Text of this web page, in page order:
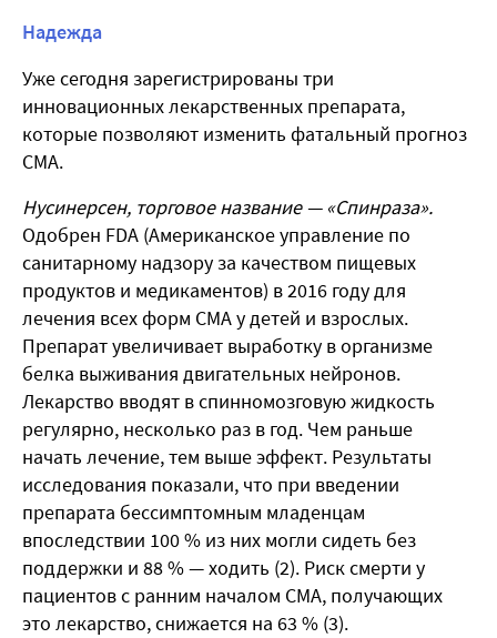
Надежда
Уже сегодня зарегистрированы три
инновационных лекарственных препарата,
которые позволяют изменить фатальный прогноз
СМА.
Нусинерсен, торговое название — «Спинраза».
Одобрен FDA (Американское управление по
санитарному надзору за качеством пищевых
продуктов и медикаментов) в 2016 году для
лечения всех форм СМА у детей и взрослых.
Препарат увеличивает выработку в организме
белка выживания двигательных нейронов.
Лекарство вводят в спинномозговую жидкость
регулярно, несколько раз в год. Чем раньше
начать лечение, тем выше эффект. Результаты
исследования показали, что при введении
препарата бессимптомным младенцам
впоследствии 100 % из них могли сидеть без
поддержки и 88 % — ходить (2). Риск смерти у
пациентов с ранним началом СМА, получающих
это лекарство, снижается на 63 % (3).